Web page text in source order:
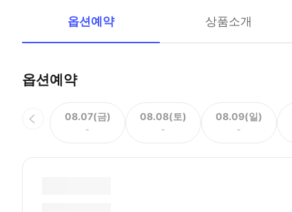
옵션예약 상품소개
옵션예약
08.07(금)
-
08.08(토)
-
08.09(일)
-